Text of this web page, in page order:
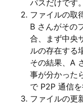
パスだけです。
ファイルの取
B さんがその
合、まず中央
ルの存在する
その結果、A
事が分かった
で P2P 通信
ファイルの更